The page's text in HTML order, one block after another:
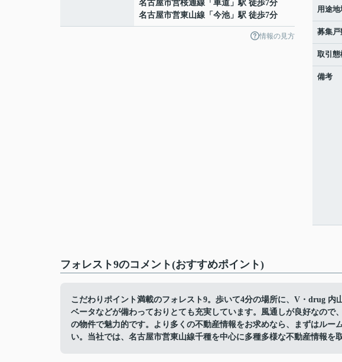
名古屋市営桜通線 「 車道 」駅 徒歩7分
名古屋市営東山線 「 今池」駅 徒歩7分
情報の見方
用途地
募集戸
取引態
備考
フォレスト9のコメント(おすすめポイント)
こだわりポイント満載のフォレスト9。歩いて4分の場所に、V・drug
ベータなどが備わっておりとても充実しています。風通しが良好なので
の物件で魅力的です。より多くの不動産情報をお求めなら、まずはルー
い。当社では、名古屋市営東山線千種を中心に多種多様な不動産情報を